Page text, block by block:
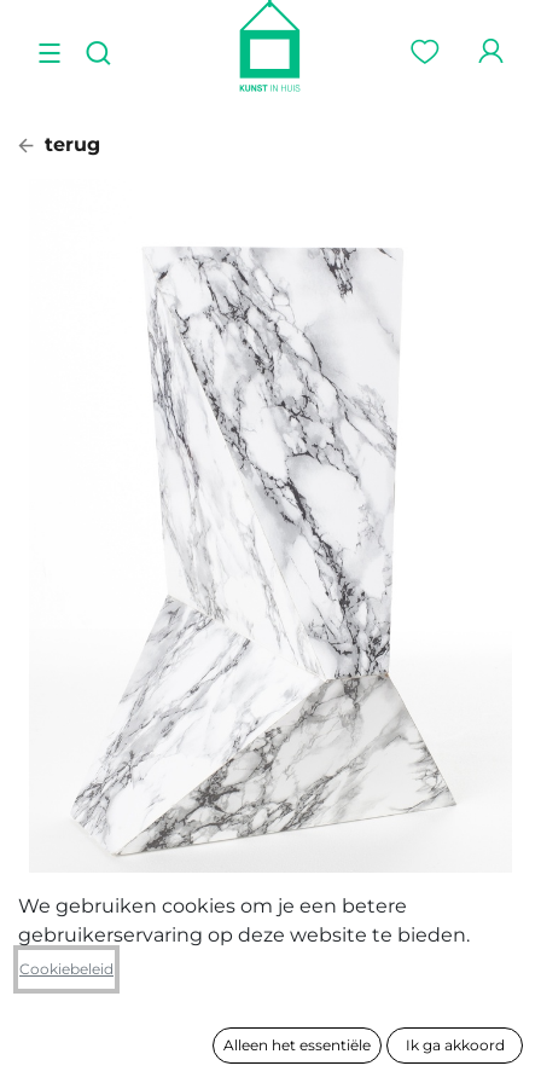
terug
Kato Six
Re-located into silence (small
We gebruiken cookies om je een betere
gebruikerservaring op deze website te bieden.
Cookiebeleid
Alleen het essentiële Ik ga akkoord